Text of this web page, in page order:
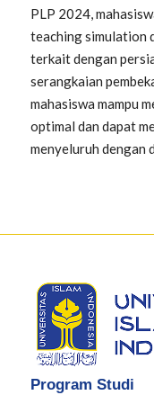
PLP 2024,
teaching simulation
terkait dengan
serangkaian
mahasiswa mampu
optimal dan dapat
menyeluruh dengan
Program Studi